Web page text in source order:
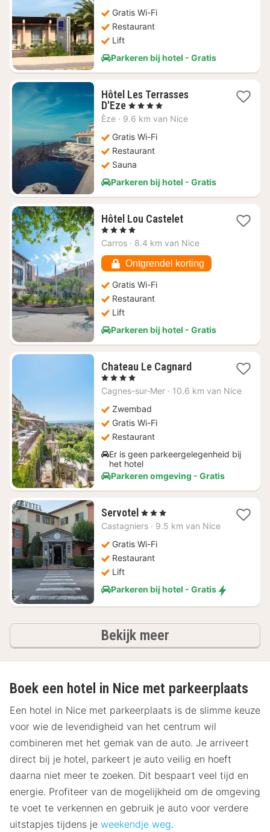
187,09
Gratis Wi-Fi
Restaurant
Lift
Parkeren bij hotel - Gratis
Hôtel Les Terrasses
D'Eze1
nacht
€
276,54
, 4 Sterren
Èze · 9.6 km van Nice
Gratis Wi-Fi
Restaurant
Sauna
Parkeren bij hotel - Gratis
Hôtel Lou Castelet1
vanaf
198,18
, 4 Sterren
Carros · 8.4 km van Nice
Ontgrendel korting
Gratis Wi-Fi
Restaurant
Lift
Parkeren bij hotel - Gratis
Chateau Le Cagnard1
vanaf
, 4 Sterren
Cagnes-sur-Mer · 10.6 km van Nice
Zwembad
Gratis Wi-Fi
Restaurant
Er is geen parkeergelegenheid bij
het hotel
Parkeren omgeving - Gratis
Servotel 1
nacht
€
130,90
, 3 Sterren
Castagniers · 9.5 km van Nice
Gratis Wi-Fi
Restaurant
Lift
Parkeren bij hotel - Gratis
Bekijk meerhotels
Boek een hotel in Nice met parkeerplaats
Een hotel in Nice met parkeerplaats is de slimme keuze
voor wie de levendigheid van het centrum wil
combineren met het gemak van de auto. Je arriveert
direct bij je hotel, parkeert je auto veilig en hoeft
daarna niet meer te zoeken. Dit bespaart veel tijd en
energie. Profiteer van de mogelijkheid om de omgeving
te voet te verkennen en gebruik je auto voor verdere
uitstapjes tijdens je weekendje weg.